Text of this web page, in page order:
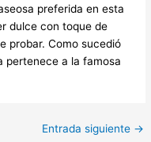
preferida en esta
dulce con toque de
probar. Como sucedió
pertenece a la famosa
Entrada siguiente →